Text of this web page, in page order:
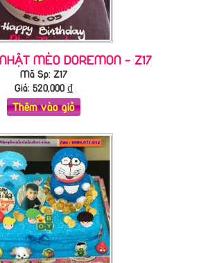
MÈO DOREMON - Z17
Mã Sp: Z17
Giá: 520,000₫
Thêm vào giỏ